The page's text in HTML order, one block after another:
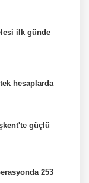
ilk günde
hesaplarda
güçlü
253